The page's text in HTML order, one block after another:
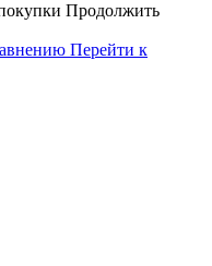
Продолжить
Перейти к